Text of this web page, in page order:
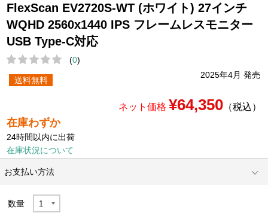
FlexScan EV2720S-WT (ホワイト) 27インチ
WQHD 2560x1440 IPS フレームレスモニター
USB Type-C対応
(0)
2025年4月 発売
送料無料
ネット価格 ¥64,350（税込）
在庫わずか
24時間以内に出荷
在庫状況について
お支払い方法
数量